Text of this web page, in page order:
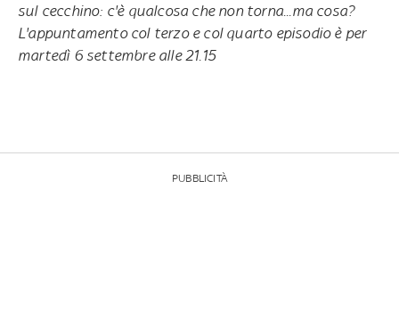
sul cecchino: c'è qualcosa che non torna...ma cosa?
L'appuntamento col terzo e col quarto episodio è per
martedì 6 settembre alle 21.15
PUBBLICITÀ